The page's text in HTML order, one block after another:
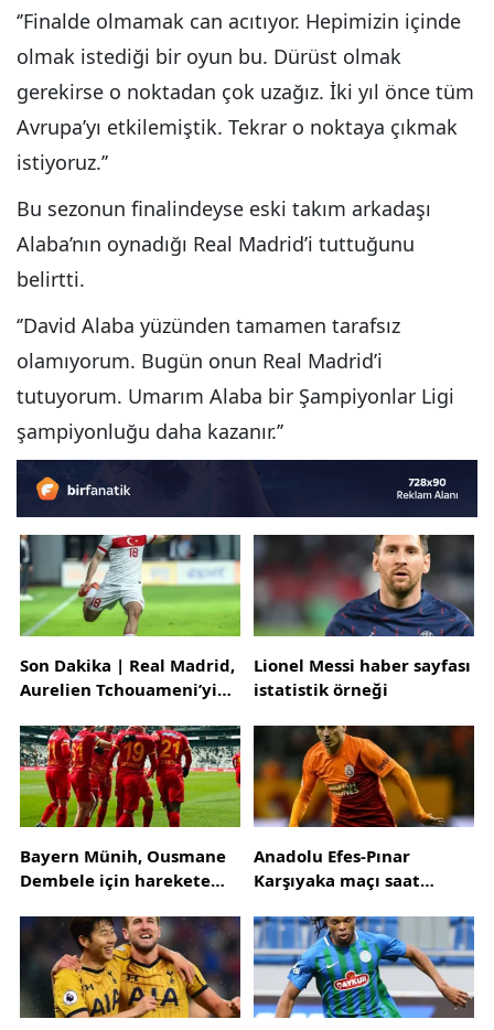
‘’Finalde olmamak can acıtıyor. Hepimizin içinde
olmak istediği bir oyun bu. Dürüst olmak
gerekirse o noktadan çok uzağız. İki yıl önce tüm
Avrupa’yı etkilemiştik. Tekrar o noktaya çıkmak
istiyoruz.’’
Bu sezonun finalindeyse eski takım arkadaşı
Alaba’nın oynadığı Real Madrid’i tuttuğunu
belirtti.
‘’David Alaba yüzünden tamamen tarafsız
olamıyorum. Bugün onun Real Madrid’i
tutuyorum. Umarım Alaba bir Şampiyonlar Ligi
şampiyonluğu daha kazanır.’’
Son Dakika | Real Madrid,
Aurelien Tchouameni’yi
Lionel Messi haber sayfası
istatistik örneği
Bayern Münih, Ousmane
Dembele için harekete
teklifi
Anadolu Efes-Pınar
Karşıyaka maçı saat